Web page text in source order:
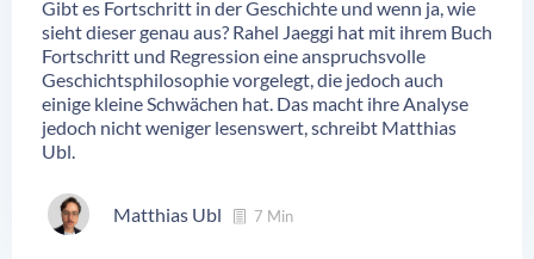
Gibt es Fortschritt in der Geschichte und wenn ja, wie
sieht dieser genau aus? Rahel Jaeggi hat mit ihrem Buch
Fortschritt und Regression eine anspruchsvolle
Geschichtsphilosophie vorgelegt, die jedoch auch
einige kleine Schwächen hat. Das macht ihre Analyse
jedoch nicht weniger lesenswert, schreibt Matthias
Ubl.
Matthias Ubl 7 Min